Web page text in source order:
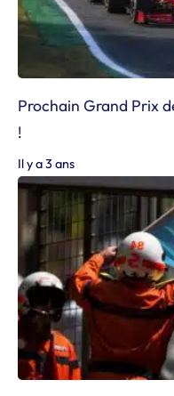
Prochain Grand Prix
!
Il y a 3 ans